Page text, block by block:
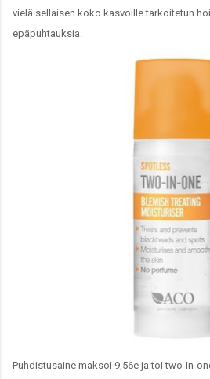
vielä sellaisen koko kasvoille tarkoitetun
epäpuhtauksia.
Puhdistusaine maksoi 9,56e ja toi two-in-